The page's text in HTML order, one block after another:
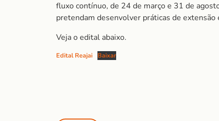
fluxo contínuo, de 24 de março e 31 de
pretendam desenvolver práticas de
Veja o edital abaixo.
Edital Reajai Baixar